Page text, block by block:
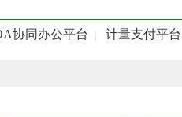
协同办公平台
计量支付平台